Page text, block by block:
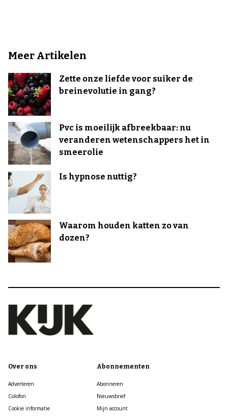
Meer Artikelen
Zette onze liefde voor suiker de
breinevolutie in gang?
Pvc is moeilijk afbreekbaar: nu
veranderen wetenschappers het in
smeerolie
Is hypnose nuttig?
Waarom houden katten zo van
dozen?
Over ons
Adverteren
Colofon
Cookie informatie
Abonnementen
Abonneren
Nieuwsbrief
Mijn account